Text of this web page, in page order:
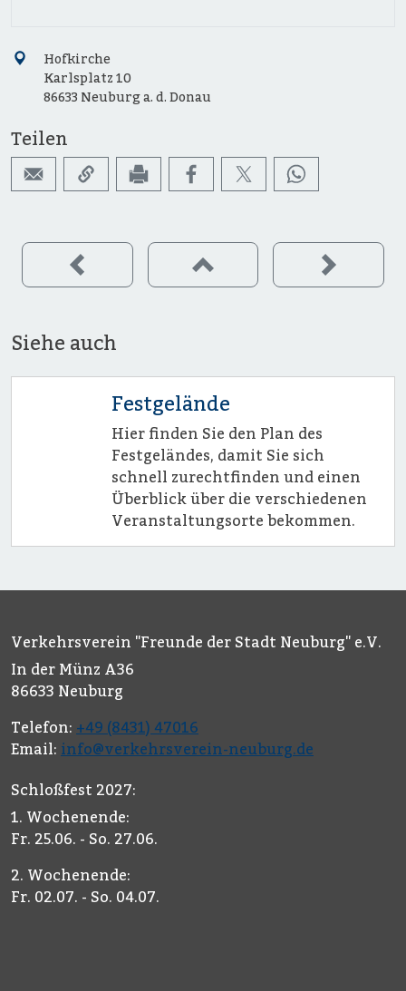
Hofkirche
Karlsplatz 10
86633 Neuburg a. d. Donau
Teilen
Siehe auch
Festgelände
Hier finden Sie den Plan des
Festgeländes, damit Sie sich
schnell zurechtfinden und einen
Überblick über die verschiedenen
Veranstaltungsorte bekommen.
Verkehrsverein "Freunde der Stadt Neuburg" e.V.
In der Münz A36
86633 Neuburg
Telefon: +49 (8431) 47016
Email: info@verkehrsverein-neuburg.de
Schloßfest 2027:
1. Wochenende:
Fr. 25.06. - So. 27.06.
2. Wochenende:
Fr. 02.07. - So. 04.07.